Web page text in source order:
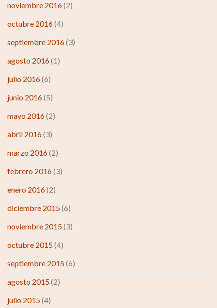
noviembre 2016(2)
octubre 2016(4)
septiembre 2016(3)
agosto 2016(1)
julio 2016(6)
junio 2016(5)
mayo 2016(2)
abril 2016(3)
marzo 2016(2)
febrero 2016(3)
enero 2016(2)
diciembre 2015(6)
noviembre 2015(3)
octubre 2015(4)
septiembre 2015(6)
agosto 2015(2)
julio 2015(4)